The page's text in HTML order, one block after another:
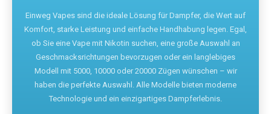
Einweg Vapes sind die ideale Lösung für Dampfer, die Wert auf
Komfort, starke Leistung und einfache Handhabung legen. Egal,
ob Sie eine Vape mit Nikotin suchen, eine große Auswahl an
Geschmacksrichtungen bevorzugen oder ein langlebiges
Modell mit 5000, 10000 oder 20000 Zügen wünschen – wir
haben die perfekte Auswahl. Alle Modelle bieten moderne
Technologie und ein einzigartiges Dampferlebnis.